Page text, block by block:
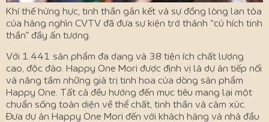
Khí thế hừng hực, tinh thần gắn kết và sự đồng lòng lan tỏa
của hàng nghìn CVTV đã đưa sự kiện trở thành “cú hích tinh
thần” đầy ấn tượng.
Với 1.441 sản phẩm đa dạng và 38 tiện ích chất lượng
cao, độc đáo. Happy One Mori được định vị là dự án tiếp nối
và nâng tầm những giá trị tinh hoa của dòng sản phẩm
Happy One. Tất cả đều hướng đến mục tiêu mang lại một
chuẩn sống toàn diện về thể chất, tinh thần và cảm xúc.
Đưa dự án Happy One Mori đến với khách hàng và nhà đầu